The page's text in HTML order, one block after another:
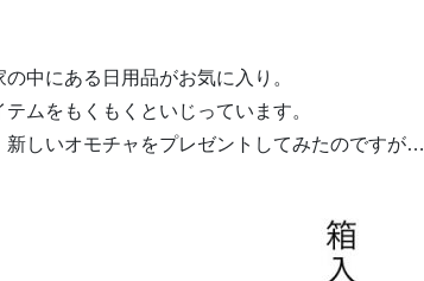
中にある日用品がお気に入り。
ムをもくもくといじっています。
しいオモチャをプレゼントしてみたのですが…